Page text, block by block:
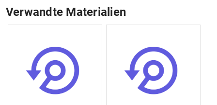
Verwandte Materialien